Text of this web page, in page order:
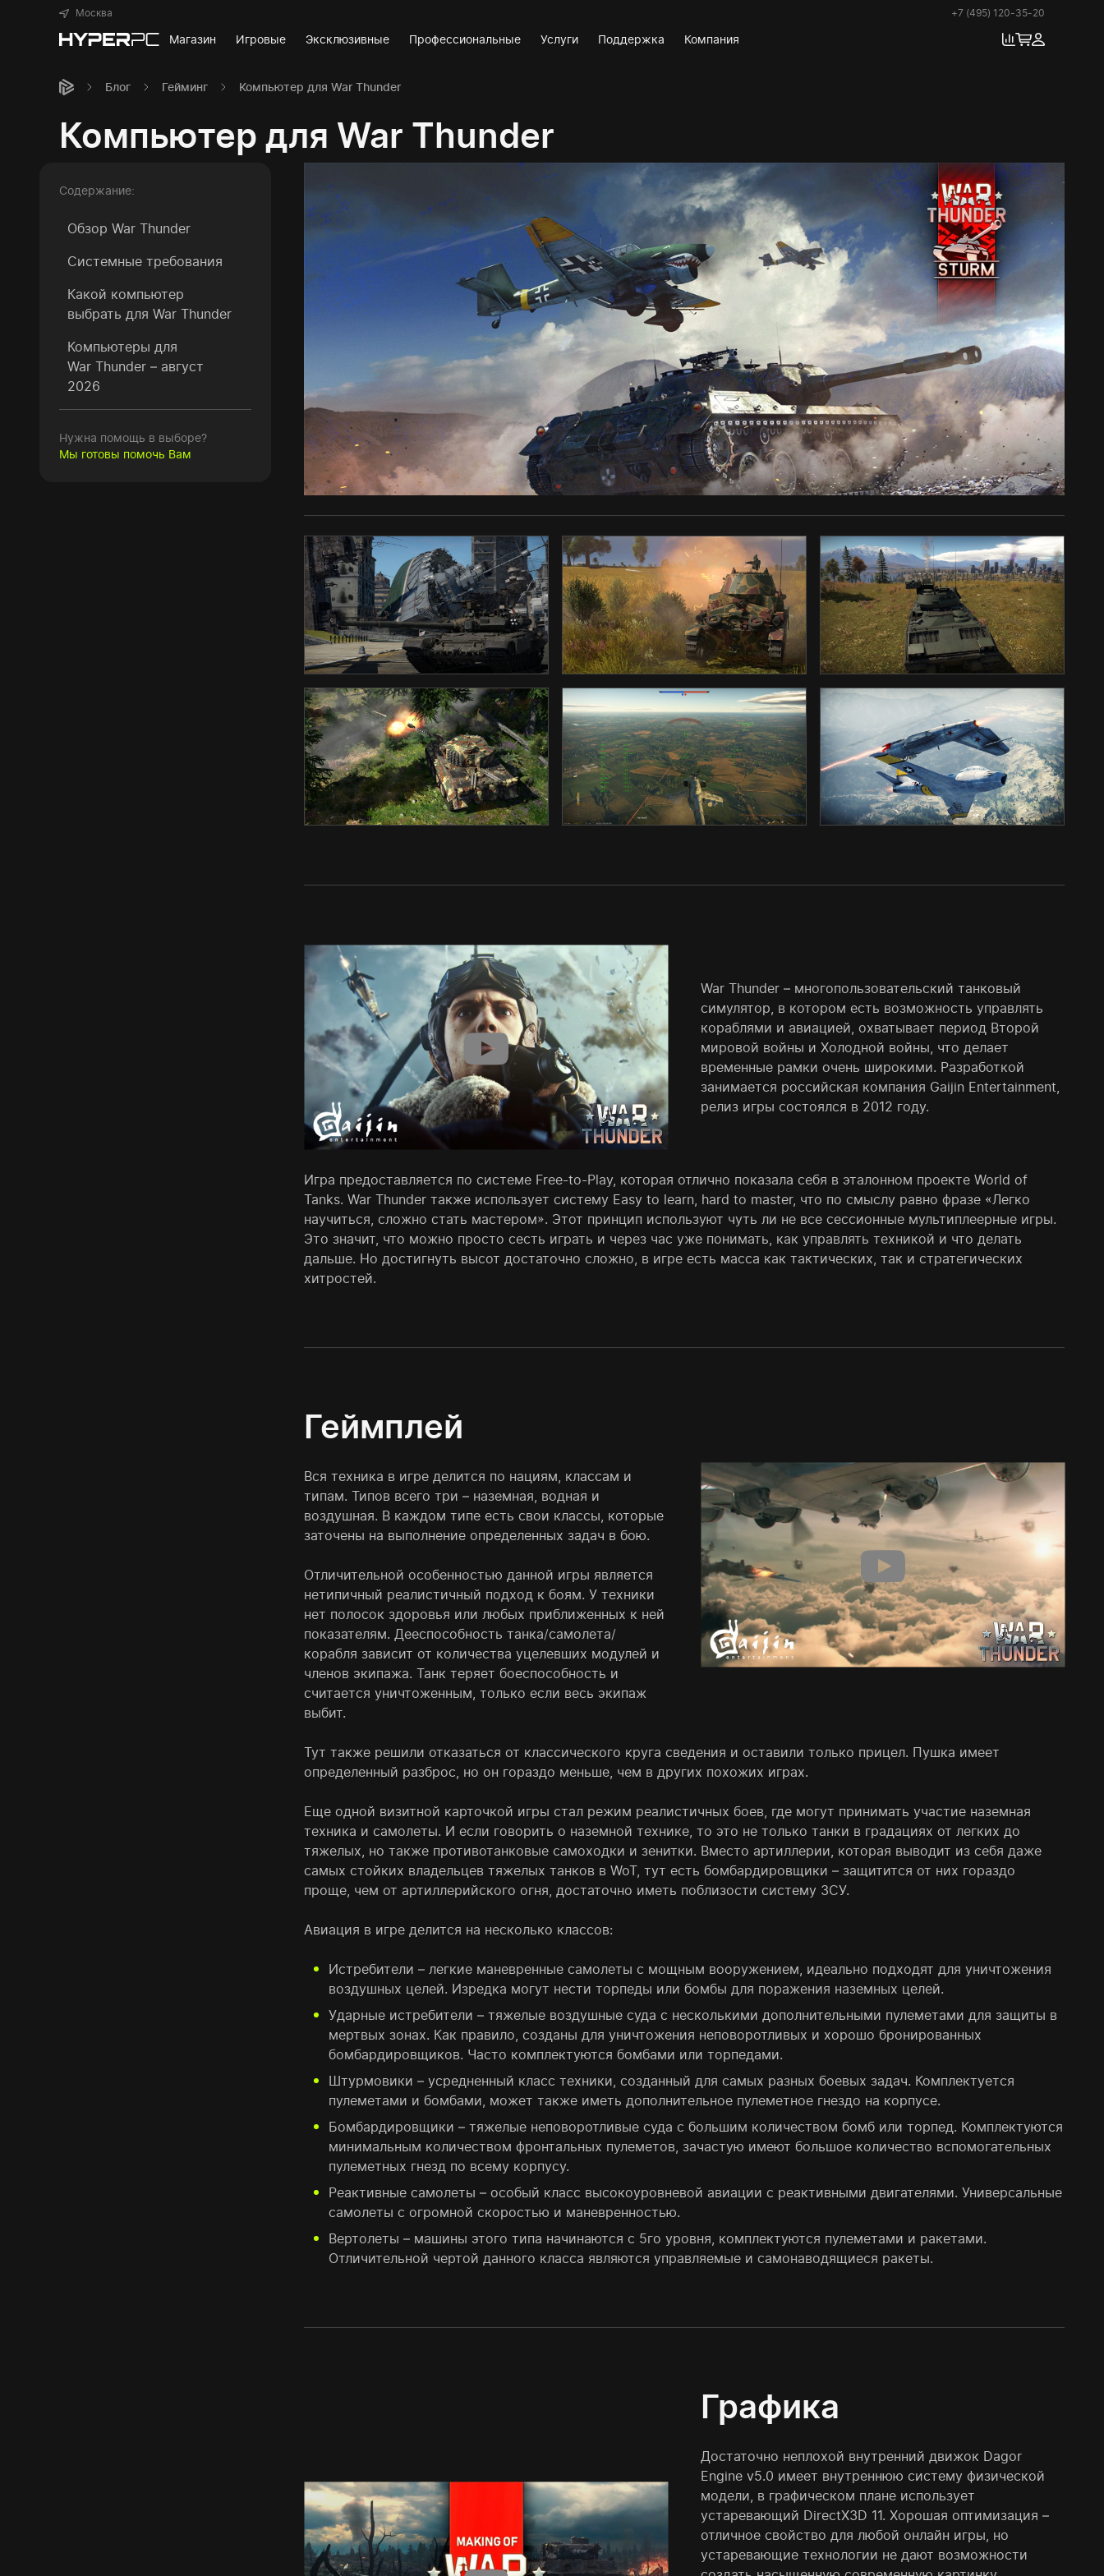
Москва +7 (495) 120-35-20
Магазин Игровые Эксклюзивные Профессиональные Услуги Поддержка Компания
Блог Гейминг Компьютер для War Thunder
Компьютер для War Thunder
Содержание:
Обзор War Thunder
Системные требования
Какой компьютер
выбрать для War Thunder
Компьютеры для
War Thunder – август
2026
Нужна помощь в выборе?
Мы готовы помочь Вам
War Thunder – многопользовательский танковый
симулятор, в котором есть возможность управлять
кораблями и авиацией, охватывает период Второй
мировой войны и Холодной войны, что делает
временные рамки очень широкими. Разработкой
занимается российская компания Gaijin Entertainment,
релиз игры состоялся в 2012 году.
Игра предоставляется по системе Free-to-Play, которая отлично показала себя в эталонном проекте World of
Tanks. War Thunder также использует систему Easy to learn, hard to master, что по смыслу равно фразе «Легко
научиться, сложно стать мастером». Этот принцип используют чуть ли не все сессионные мультиплеерные игры.
Это значит, что можно просто сесть играть и через час уже понимать, как управлять техникой и что делать
дальше. Но достигнуть высот достаточно сложно, в игре есть масса как тактических, так и стратегических
хитростей.
Геймплей
Вся техника в игре делится по нациям, классам и
типам. Типов всего три – наземная, водная и
воздушная. В каждом типе есть свои классы, которые
заточены на выполнение определенных задач в бою.
Отличительной особенностью данной игры является
нетипичный реалистичный подход к боям. У техники
нет полосок здоровья или любых приближенных к ней
показателям. Дееспособность танка/самолета/
корабля зависит от количества уцелевших модулей и
членов экипажа. Танк теряет боеспособность и
считается уничтоженным, только если весь экипаж
выбит.
Тут также решили отказаться от классического круга сведения и оставили только прицел. Пушка имеет
определенный разброс, но он гораздо меньше, чем в других похожих играх.
Еще одной визитной карточкой игры стал режим реалистичных боев, где могут принимать участие наземная
техника и самолеты. И если говорить о наземной технике, то это не только танки в градациях от легких до
тяжелых, но также противотанковые самоходки и зенитки. Вместо артиллерии, которая выводит из себя даже
самых стойких владельцев тяжелых танков в WoT, тут есть бомбардировщики – защитится от них гораздо
проще, чем от артиллерийского огня, достаточно иметь поблизости систему ЗСУ.
Авиация в игре делится на несколько классов:
Истребители – легкие маневренные самолеты с мощным вооружением, идеально подходят для уничтожения
воздушных целей. Изредка могут нести торпеды или бомбы для поражения наземных целей.
Ударные истребители – тяжелые воздушные суда с несколькими дополнительными пулеметами для защиты в
мертвых зонах. Как правило, созданы для уничтожения неповоротливых и хорошо бронированных
бомбардировщиков. Часто комплектуются бомбами или торпедами.
Штурмовики – усредненный класс техники, созданный для самых разных боевых задач. Комплектуется
пулеметами и бомбами, может также иметь дополнительное пулеметное гнездо на корпусе.
Бомбардировщики – тяжелые неповоротливые суда с большим количеством бомб или торпед. Комплектуются
минимальным количеством фронтальных пулеметов, зачастую имеют большое количество вспомогательных
пулеметных гнезд по всему корпусу.
Реактивные самолеты – особый класс высокоуровневой авиации с реактивными двигателями. Универсальные
самолеты с огромной скоростью и маневренностью.
Вертолеты – машины этого типа начинаются с 5го уровня, комплектуются пулеметами и ракетами.
Отличительной чертой данного класса являются управляемые и самонаводящиеся ракеты.
Графика
Достаточно неплохой внутренний движок Dagor
Engine v5.0 имеет внутреннюю систему физической
модели, в графическом плане использует
устаревающий DirectX3D 11. Хорошая оптимизация –
отличное свойство для любой онлайн игры, но
устаревающие технологии не дают возможности